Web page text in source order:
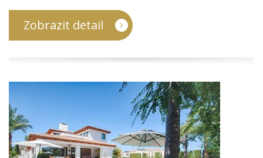
Zobrazit detail